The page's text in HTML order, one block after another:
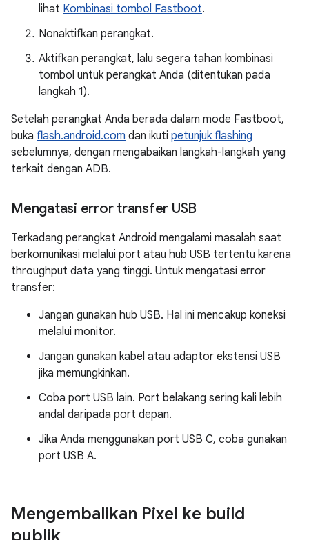
lihat Kombinasi tombol Fastboot.
Nonaktifkan perangkat.
Aktifkan perangkat, lalu segera tahan kombinasi
tombol untuk perangkat Anda (ditentukan pada
langkah 1).
Setelah perangkat Anda berada dalam mode Fastboot,
buka flash.android.com dan ikuti petunjuk flashing
sebelumnya, dengan mengabaikan langkah-langkah yang
terkait dengan ADB.
Mengatasi error transfer USB
Terkadang perangkat Android mengalami masalah saat
berkomunikasi melalui port atau hub USB tertentu karena
throughput data yang tinggi. Untuk mengatasi error
transfer:
Jangan gunakan hub USB. Hal ini mencakup koneksi
melalui monitor.
Jangan gunakan kabel atau adaptor ekstensi USB
jika memungkinkan.
Coba port USB lain. Port belakang sering kali lebih
andal daripada port depan.
Jika Anda menggunakan port USB C, coba gunakan
port USB A.
Mengembalikan Pixel ke build
publik